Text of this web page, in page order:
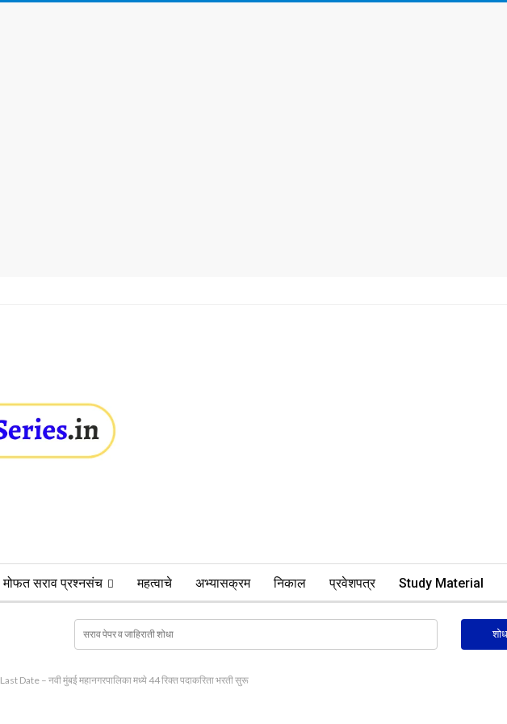
मोफत सराव प्रश्नसंच महत्वाचे अभ्यासक्रम निकाल प्रवेशपत्र Study Material
Last Date – नवी मुंबई महानगरपालिका मध्ये 44 रिक्त पदाकरिता भरती सुरू